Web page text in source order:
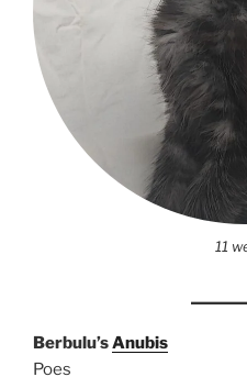
11
Berbulu’sAnubis
Poes